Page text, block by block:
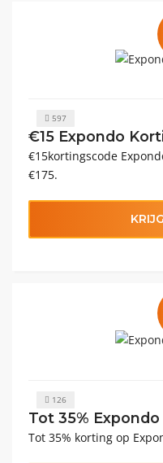
597
€15 Expondo
€15kortingscode
€175.
126
Tot 35%
Tot 35% korting op